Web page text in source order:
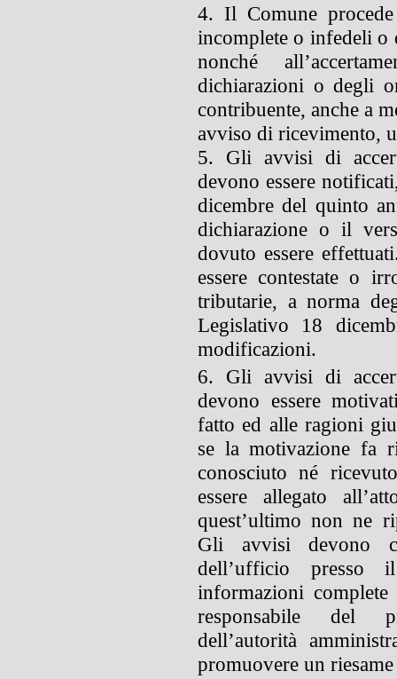
4. Il Comune
incomplete o infedeli o
nonché
dichiarazioni o degli
contribuente, anche a
avviso di ricevimento,
5. Gli avvisi di
devono essere
dicembre del quinto
dichiarazione o il
dovuto essere
essere contestate o
tributarie, a norma
Legislativo 18
modificazioni.
6. Gli avvisi di
devono essere
fatto ed alle ragioni
se la motivazione fa
conosciuto né
essere allegato
quest’ultimo non ne
Gli avvisi devono
dell’ufficio presso
informazioni
responsabile del
dell’autorità
promuovere un